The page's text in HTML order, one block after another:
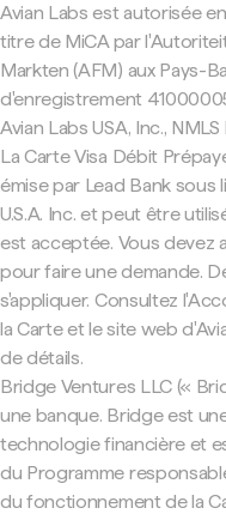
Avian Labs est autorisée
titre de MiCA par
Markten (AFM) aux Pays-
d'enregistrement
Avian Labs USA, Inc.,
La Carte Visa Débit
émise par Lead Bank sous
U.S.A. Inc. et peut être
est acceptée. Vous devez
pour faire une demande.
s'appliquer. Consultez
la Carte et le site web
de détails.
Bridge Ventures LLC («
une banque. Bridge est
technologie financière et
du Programme
du fonctionnement de la